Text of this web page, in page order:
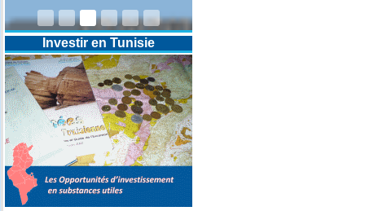
EXERCICES 2025-2026-2027
Investir en Tunisie